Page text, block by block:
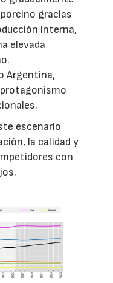
gracias
interna,
elevada
Argentina,
protagonismo
escenario
la calidad y
con